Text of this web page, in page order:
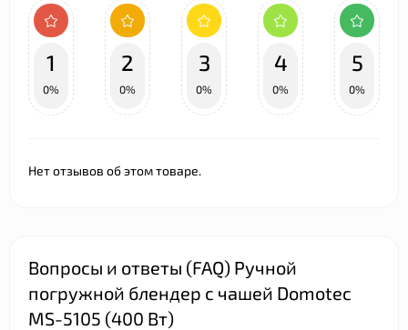
1
0%
2
0%
3
0%
4
0%
5
0%
Нет отзывов об этом товаре.
Вопросы и ответы (FAQ) Ручной
погружной блендер с чашей Domotec
MS-5105 (400 Вт)